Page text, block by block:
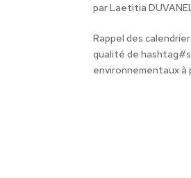
parLaetitia
Rappel des
qualité de
environnementaux à